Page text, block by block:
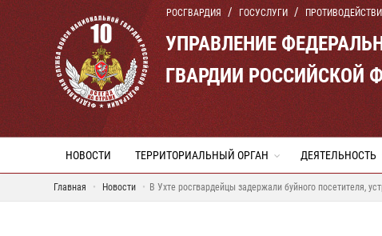
РОСГВАРДИЯ ГОСУСЛУГИ
УПРАВЛЕНИЕ
ГВАРДИИ РОССИЙСКОЙ
НОВОСТИ ТЕРРИТОРИАЛЬНЫЙ ОРГАН ДЕЯТЕЛЬНОСТЬ
Главная Новости В Ухте росгвардейцы задержали буйного посетителя,